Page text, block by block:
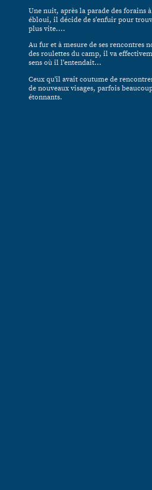
Une nuit, après la parade des forains
ébloui, il décide de s'enfuir pour
plus vite....
Au fur et à mesure de ses rencontres
des roulettes du camp, il va
sens où il l'entendait...
Ceux qu'il avait coutume de
de nouveaux visages, parfois
étonnants.